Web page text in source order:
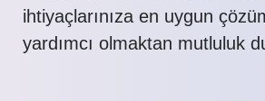
ihtiyaçlarınıza en uygun
yardımcı olmaktan mutluluk